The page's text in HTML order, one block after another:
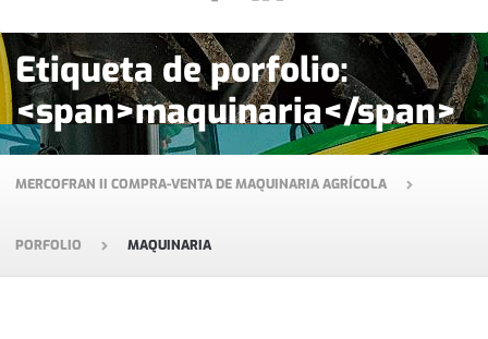
Etiqueta de porfolio:
<span>maquinaria</span>
MERCOFRAN II COMPRA-VENTA DE MAQUINARIA AGRÍCOLA
PORFOLIO MAQUINARIA